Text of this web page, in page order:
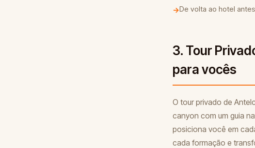
→De volta ao hotel
3. Tour
para vocês
O tour privado de
canyon com um guia
posiciona você em
cada formação e